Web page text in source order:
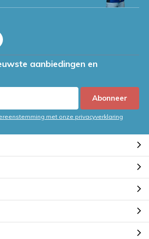
aanbiedingen en
Abonneer
met onze privacyverklaring